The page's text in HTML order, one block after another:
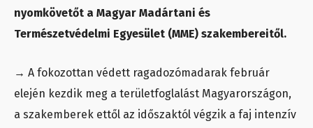
nyomkövetőt a Magyar Madártani és
Természetvédelmi Egyesület (MME) szakembereitől.
→ A fokozottan védett ragadozómadarak február
elején kezdik meg a területfoglalást Magyarországon,
a szakemberek ettől az időszaktól végzik a faj intenzív